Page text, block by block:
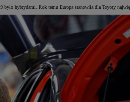
hybrydami. Rok temu Europa stanowiła dla Toyoty